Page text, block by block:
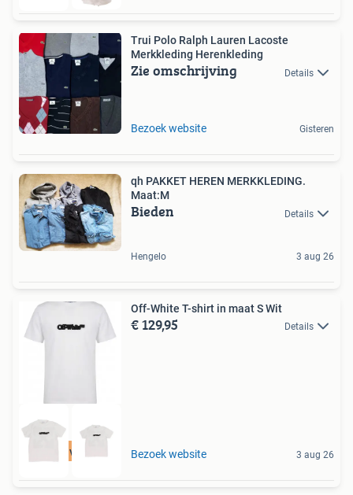
Trui Polo Ralph Lauren Lacoste
Merkkleding Herenkleding
Zie omschrijving Details
Bezoek website Gisteren
qh PAKKET HEREN MERKKLEDING.
Maat:M
Bieden Details
Hengelo 3 aug 26
Tot 75% voordeel
Off-White T-shirt in maat S Wit
€ 129,95 Details
Bezoek website 3 aug 26